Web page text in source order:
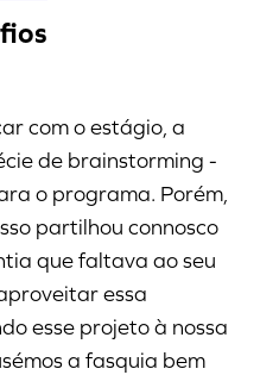
com o estágio, a
de brainstorming -
o programa. Porém,
partilhou connosco
que faltava ao seu
essa
esse projeto à nossa
a fasquia bem